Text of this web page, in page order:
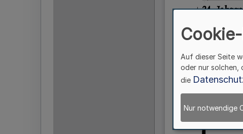
Auf dieser Seite
oder nur solchen,
die
Nur notwendige